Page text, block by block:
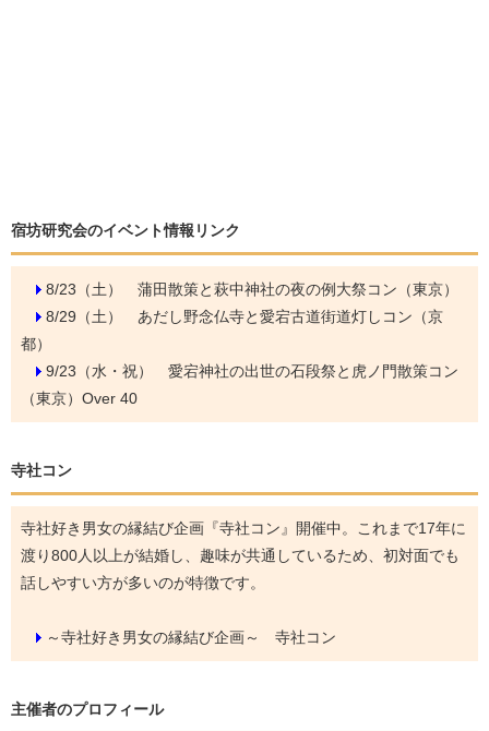
宿坊研究会のイベント情報リンク
8/23（土） 蒲田散策と萩中神社の夜の例大祭コン（東京）
8/29（土） あだし野念仏寺と愛宕古道街道灯しコン（京
都）
9/23（水・祝） 愛宕神社の出世の石段祭と虎ノ門散策コン
（東京）Over 40
寺社コン
寺社好き男女の縁結び企画『寺社コン』開催中。これまで17年に
渡り800人以上が結婚し、趣味が共通しているため、初対面でも
話しやすい方が多いのが特徴です。
～寺社好き男女の縁結び企画～ 寺社コン
主催者のプロフィール